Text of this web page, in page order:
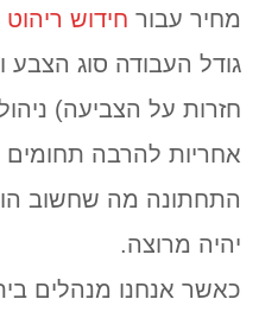
מחיר עבור חידוש ריהוט
גודל העבודה סוג
חזרות על הצביעה)
אחריות להרבה
התחתונה מה שחשוב
יהיה מרוצה.
כאשר אנחנו מנהלים